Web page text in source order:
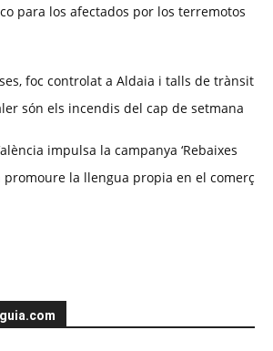
para los afectados por los terremotos
foc controlat a Aldaia i talls de trànsit
són els incendis del cap de setmana
impulsa la campanya ‘Rebaixes
promoure la llengua propia en el comerç